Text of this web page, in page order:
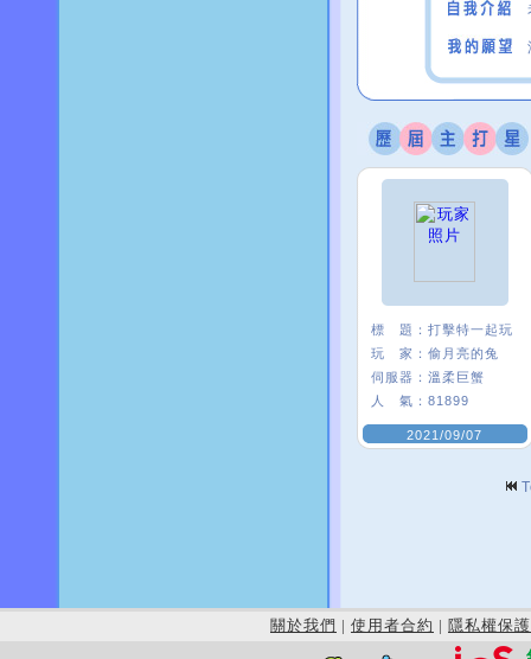
標 題： 打擊特一起玩
玩 家： 偷月亮的兔
伺服器： 溫柔巨蟹
人 氣： 81899
2021/09/07
關於我們 | 使用者合約 | 隱私權保護